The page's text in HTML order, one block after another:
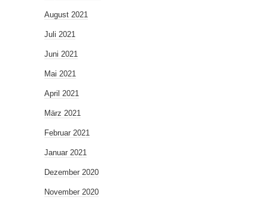
August 2021
Juli 2021
Juni 2021
Mai 2021
April 2021
März 2021
Februar 2021
Januar 2021
Dezember 2020
November 2020